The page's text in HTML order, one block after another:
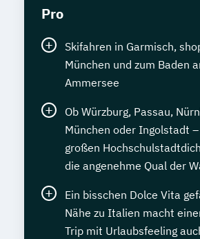
Sprachdiplom "Cambridge
Advanced (CAE)" - C1
Sprachdiplom "Cambridge
(FCE)" - B2
Proficiency (CPE)" - C2
Staatlich geprüfte*r
Staatlich geprüfte*r
Französisch
Staatlich geprüfte*r
Spanisch
Pro
Skifahren in Garmisch,
München und zum Baden
Ammersee
Ob Würzburg, Passau,
München oder Ingolstadt
großen
die angenehme Qual der
Ein bisschen Dolce Vita
Nähe zu Italien macht
Trip mit Urlaubsfeeling